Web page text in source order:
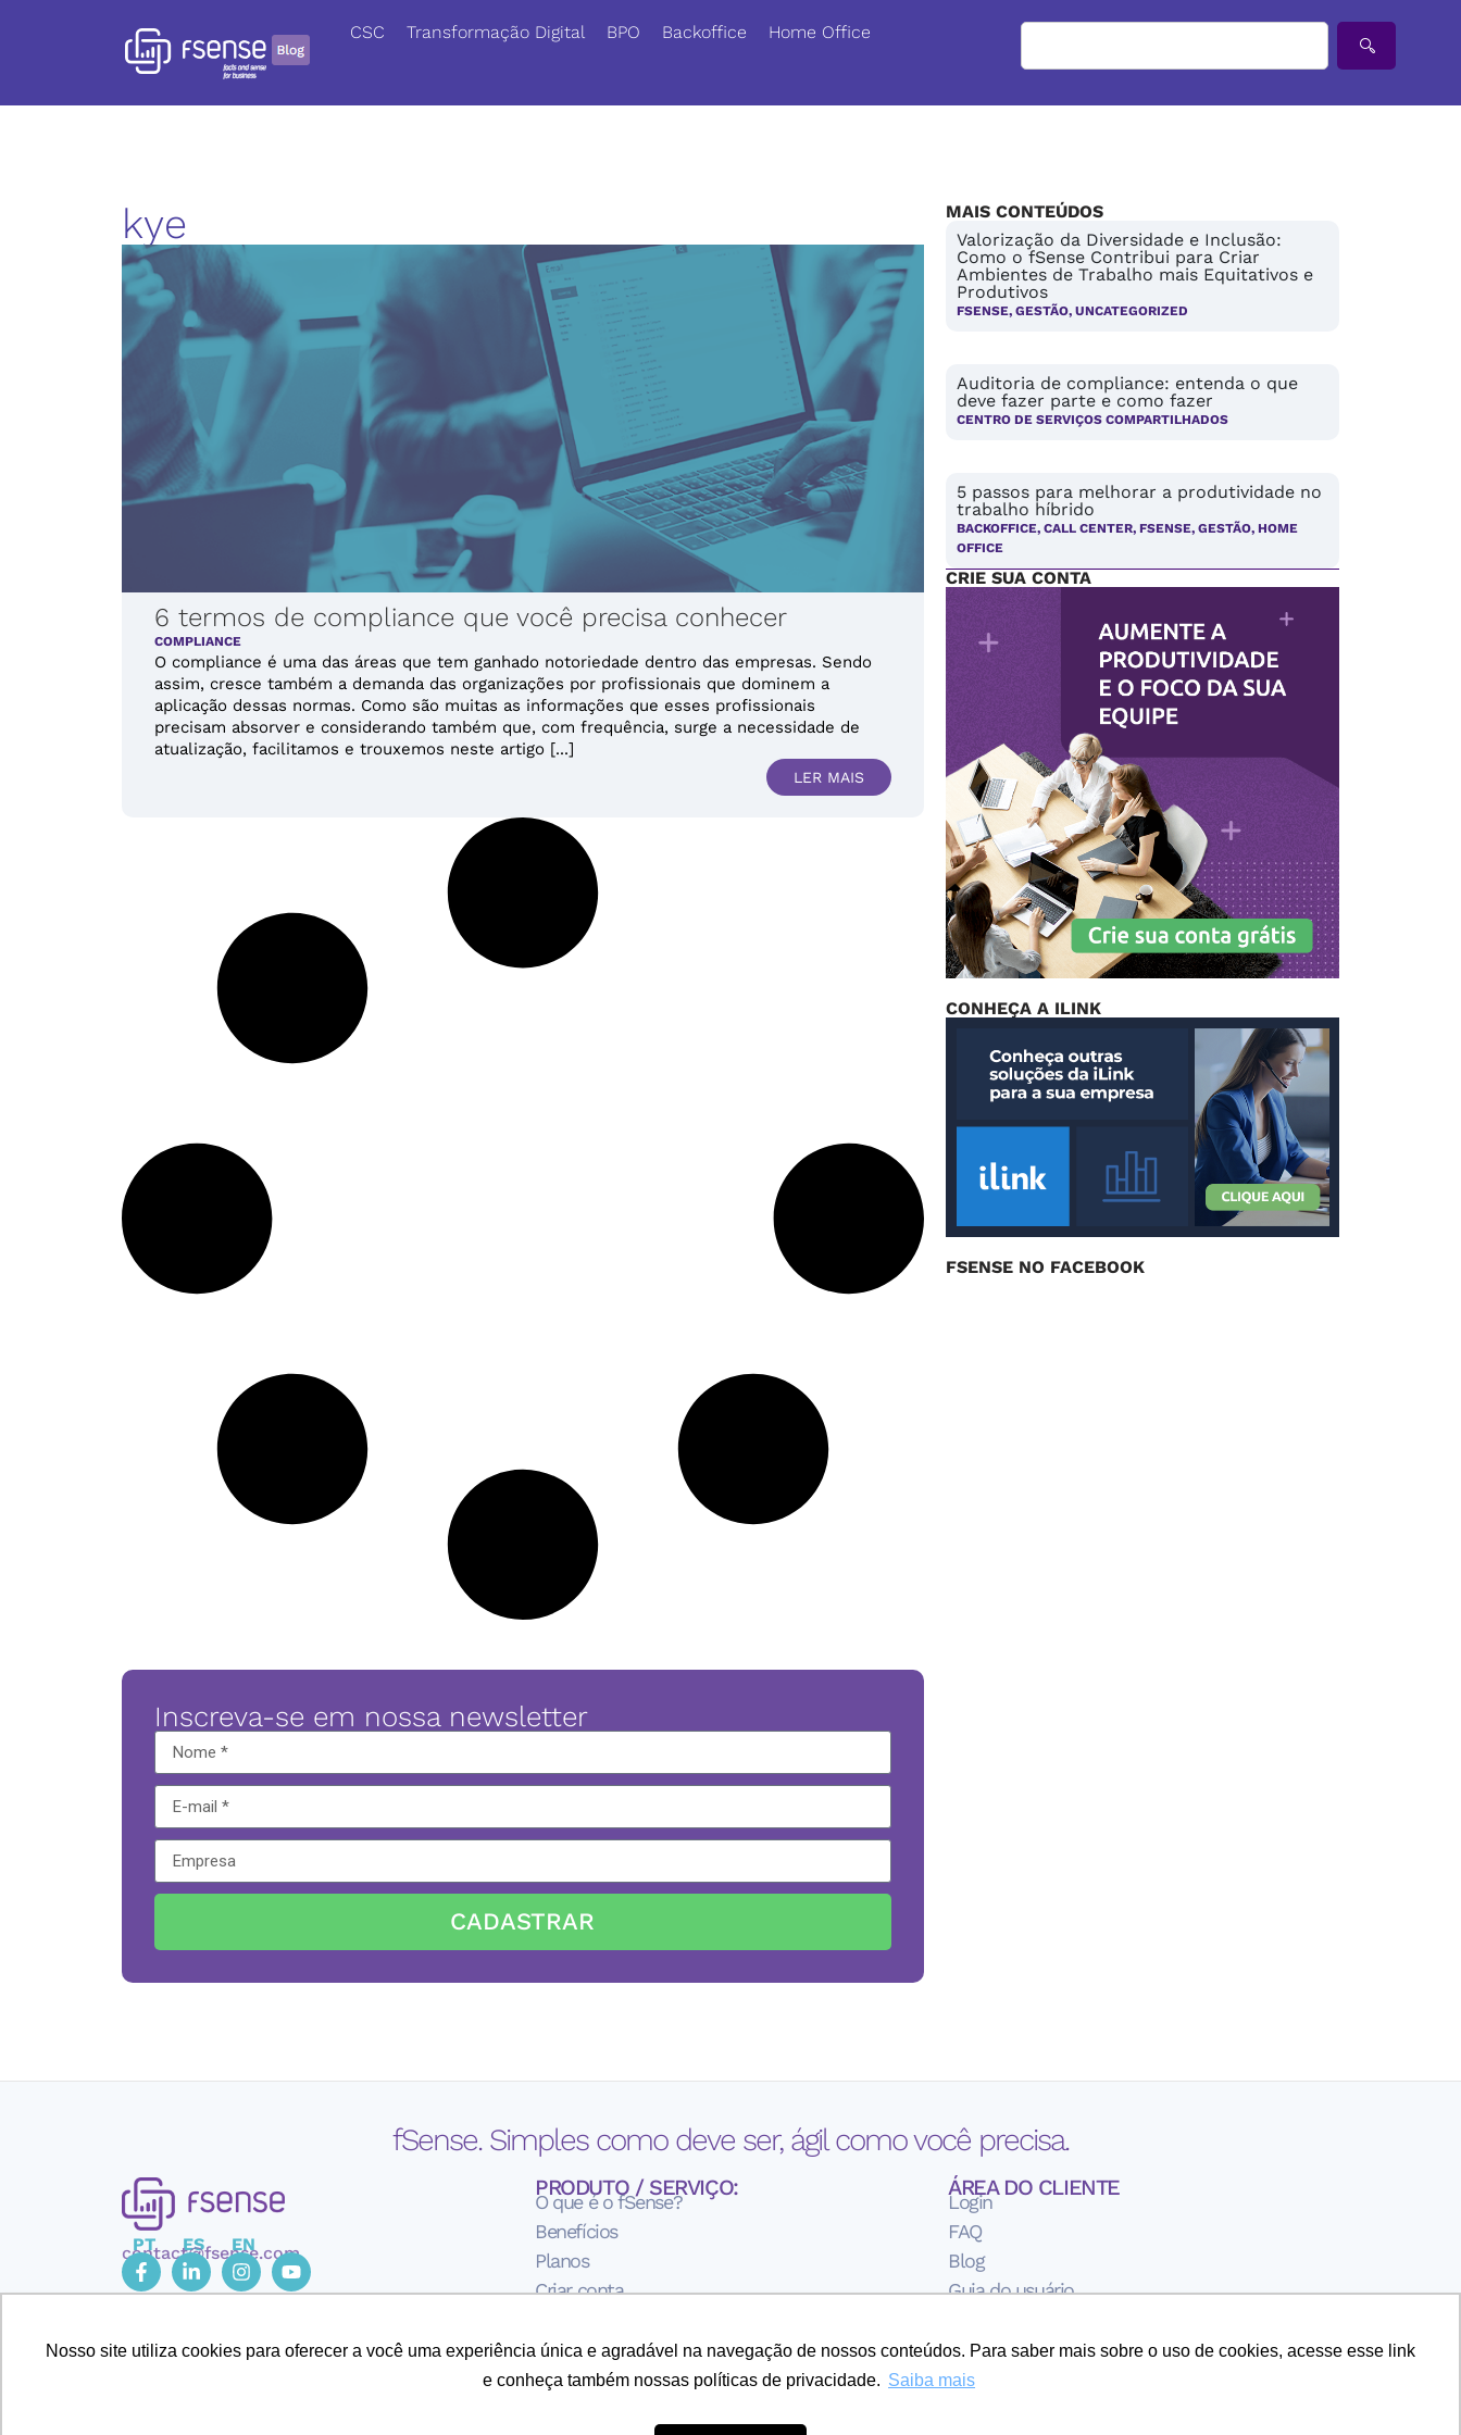
Nosso site utiliza cookies para oferecer a você uma experiência única e agradável na navegação de nossos conteúdos. Para saber mais sobre o uso de cookies, acesse esse link
e conheça também nossas políticas de privacidade. Saiba mais
CSC Transformação Digital BPO Backoffice Home Office
kye
6 termos de compliance que você precisa conhecer
COMPLIANCE
O compliance é uma das áreas que tem ganhado notoriedade dentro das empresas. Sendo
assim, cresce também a demanda das organizações por profissionais que dominem a
aplicação dessas normas. Como são muitas as informações que esses profissionais
precisam absorver e considerando também que, com frequência, surge a necessidade de
atualização, facilitamos e trouxemos neste artigo [...]
LER MAIS
Inscreva-se em nossa newsletter
CADASTRAR
MAIS CONTEÚDOS
Valorização da Diversidade e Inclusão:
Como o fSense Contribui para Criar
Ambientes de Trabalho mais Equitativos e
Produtivos
FSENSE, GESTÃO, UNCATEGORIZED
Auditoria de compliance: entenda o que
deve fazer parte e como fazer
CENTRO DE SERVIÇOS COMPARTILHADOS
5 passos para melhorar a produtividade no
trabalho híbrido
BACKOFFICE, CALL CENTER, FSENSE, GESTÃO, HOME
OFFICE
CRIE SUA CONTA
CONHEÇA A ILINK
FSENSE NO FACEBOOK
fSense. Simples como deve ser, ágil como você precisa.
PT ES EN
contact@fsense.com
PRODUTO / SERVIÇO:
O que é o fSense?
Benefícios
Planos
Criar conta
ÁREA DO CLIENTE
Login
FAQ
Blog
Guia do usuário
Política de Privavidade
Sobre a iLink Solutions